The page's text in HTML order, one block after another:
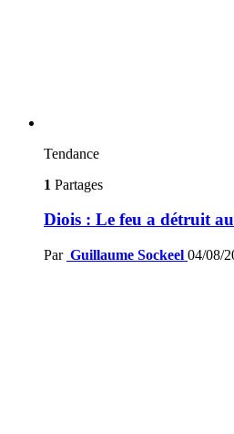
Tendance
1 Partages
Diois : Le feu a détruit
Par Guillaume Sockeel 04/08/